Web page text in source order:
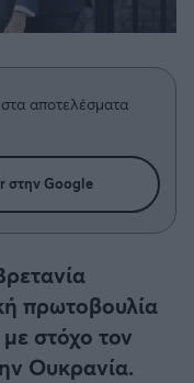
αποτελέσματα
στην Google
πρωτοβουλία
στόχο τον
Ουκρανία.